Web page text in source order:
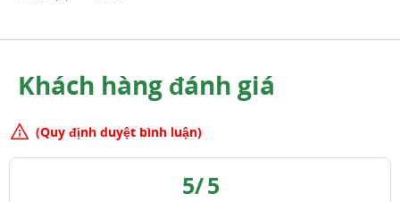
Khách hàng đánh giá
(Quy định duyệt bình luận)
5/5